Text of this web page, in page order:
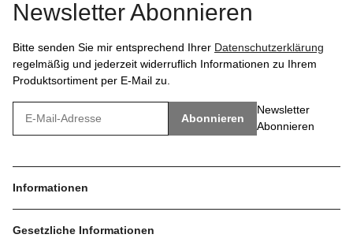
Newsletter Abonnieren
Bitte senden Sie mir entsprechend Ihrer Datenschutzerklärung
regelmäßig und jederzeit widerruflich Informationen zu Ihrem
Produktsortiment per E-Mail zu.
Abonnieren
Newsletter
Abonnieren
Informationen
Gesetzliche Informationen